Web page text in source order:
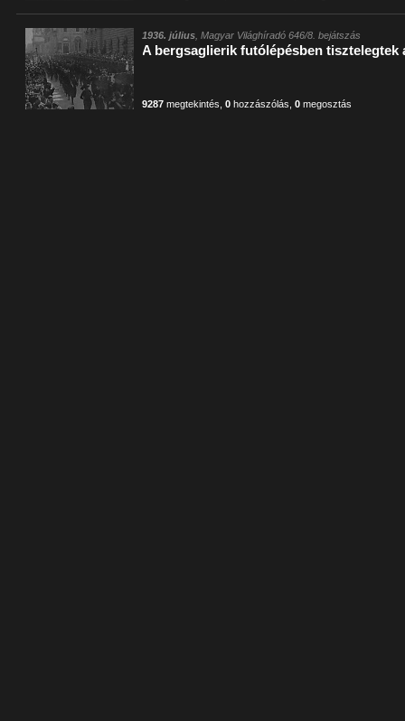
1936. július , Magyar Világhíradó 646/8. bejátszás
A bergsaglierik futólépésben tisztelegtek
9287 megtekintés ,0 hozzászólás ,0 megosztás